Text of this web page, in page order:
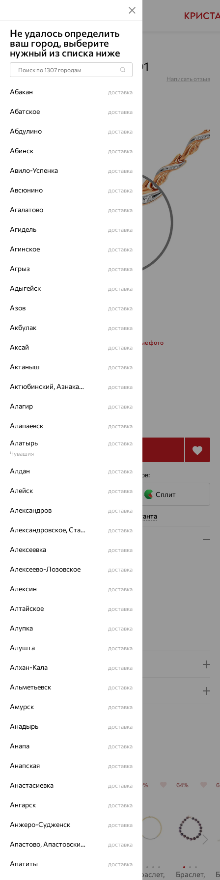
Главная Каталог Браслеты декоративные
Браслет, золото, БР37-01
Артикул:БР37-01
Написать отзыв
Запросить дополнительные фото
Размеры:
17
46 651 129 585₽
Купить
4 платежа по 11 663 с помощью сервисов:
Сплит
Нужна помощь консультанта
Вес:4.47
Цвет металла:
РОССИЯ
Виды дизайна браслетов:
Глидерные
Доставка и оплата
Гарантия и возврат
64% 70%
Браслет,
64%
Браслет,
Не удалось определить
ваш город, выберите
нужный из списка ниже
Абакан доставка
Абатское доставка
Абдулино доставка
Абинск доставка
Авило-Успенка доставка
Авсюнино доставка
Агалатово доставка
Агидель доставка
Агинское доставка
Агрыз доставка
Адыгейск доставка
Азов доставка
Акбулак доставка
Аксай доставка
Актаныш доставка
Актюбинский, Азнакаевский район доставка
Алагир доставка
Алапаевск доставка
Алатырь
Чувашия
доставка
Алдан доставка
Алейск доставка
Александров доставка
Александровское, Ставропольский край доставка
Алексеевка доставка
Алексеево-Лозовское доставка
Алексин доставка
Алтайское доставка
Алупка доставка
Алушта доставка
Алхан-Кала доставка
Альметьевск доставка
Амурск доставка
Анадырь доставка
Анапа доставка
Анапская доставка
Анастасиевка доставка
Ангарск доставка
Анжеро-Судженск доставка
Апастово, Апастовский район доставка
Апатиты доставка